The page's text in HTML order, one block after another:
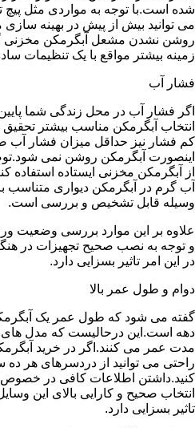
شده است.با توجه به مواردی مثل
می توانید بیش از پیش در بهینه
روشن نشدن مشعل آبگرمکن مخزنی
زمینه بیشتر مواقع با یک تنظیمات
فشار آب
اگر فشار آب در محل زندگی شما
انتخاب آبگرمکن مناسب بیشتر
کم فشار نیز حداقل میزان فشار آب
اینصورت آبگرمکن روشن نمی
از آبگرمکن مخزنی ایستاده
آب گرم در آبگرمکن دیواری
وسیله قابل تشخیص و بررسی است.
علاوه بر این موارد بررسی وضعیت
و توجه به نصب صحیح تجهیزات در
در این امر تاثیر بسزایی دارد.
دوام و طول عمر بالا
گفته می شود که طول عمر یک
دهه است.این درحالیست که مدل های
مدت عمر می کنند.اگر در خرید
راحتی می توانید از دردسرهای هر ده
کنید.داشتن اطلاعات کافی در خصوص
انتخاب صحیح و کارایی بالای این
تاثیر بسزایی دارد.